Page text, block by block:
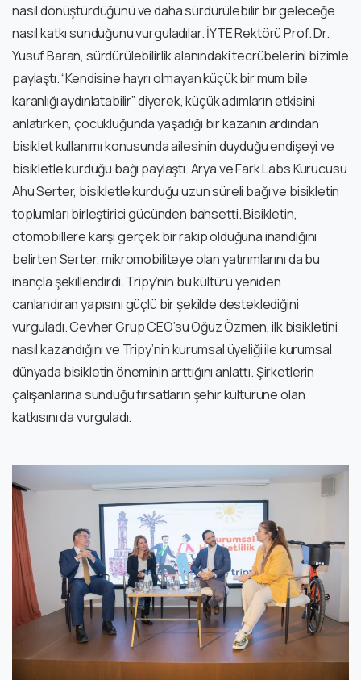
nasıl dönüştürdüğünü ve daha sürdürülebilir bir geleceğe
nasıl katkı sunduğunu vurguladılar. İYTE Rektörü Prof. Dr.
Yusuf Baran, sürdürülebilirlik alanındaki tecrübelerini bizimle
paylaştı. “Kendisine hayrı olmayan küçük bir mum bile
karanlığı aydınlatabilir” diyerek, küçük adımların etkisini
anlatırken, çocukluğunda yaşadığı bir kazanın ardından
bisiklet kullanımı konusunda ailesinin duyduğu endişeyi ve
bisikletle kurduğu bağı paylaştı. Arya ve Fark Labs Kurucusu
Ahu Serter, bisikletle kurduğu uzun süreli bağı ve bisikletin
toplumları birleştirici gücünden bahsetti. Bisikletin,
otomobillere karşı gerçek bir rakip olduğuna inandığını
belirten Serter, mikromobiliteye olan yatırımlarını da bu
inançla şekillendirdi. Tripy’nin bu kültürü yeniden
canlandıran yapısını güçlü bir şekilde desteklediğini
vurguladı. Cevher Grup CEO’su Oğuz Özmen, ilk bisikletini
nasıl kazandığını ve Tripy’nin kurumsal üyeliği ile kurumsal
dünyada bisikletin öneminin arttığını anlattı. Şirketlerin
çalışanlarına sunduğu fırsatların şehir kültürüne olan
katkısını da vurguladı.